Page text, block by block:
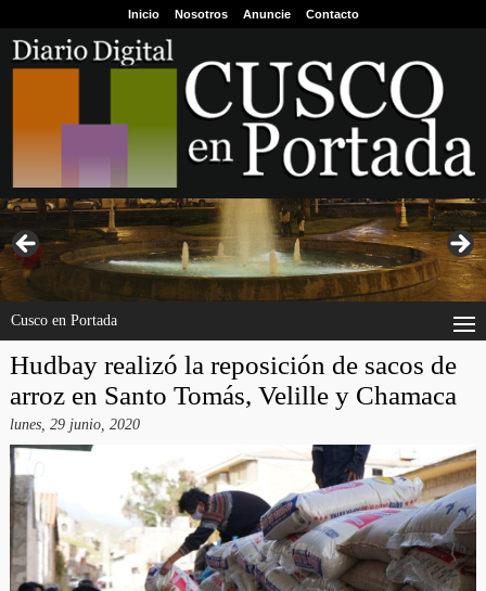
Inicio Nosotros Anuncie Contacto
Cusco en Portada
Hudbay realizó la reposición de sacos de
arroz en Santo Tomás, Velille y Chamaca
lunes, 29 junio, 2020